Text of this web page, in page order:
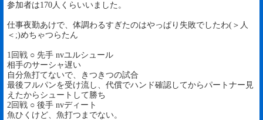
参加者は170人くらいいました。
仕事夜勤あけで、体調わるすぎたのはやっぱり失敗でしたわ(＞人
＜;)めちゃつらたん
1回戦 ○ 先手 nvユルシュール
相手のサーシャ遅い
自分魚打てないで、きつきつの試合
最後フルパンを受け流し、代償でハンド確認してからパートナー見
えたからシュートして勝ち
2回戦 ○ 後手 nvディート
魚ひくけど、魚打つまでない。